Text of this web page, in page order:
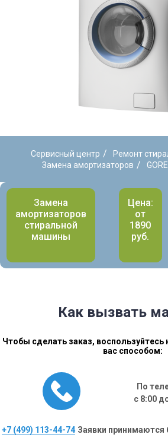
Сервисный центр / Ремонт
Замена амортизаторов /
Замена
амортизаторов
стиральной
машины
Цена:
от
1890
руб.
Как вызвать
Чтобы сделать заказ,
вас способом:
По
с 8:00
+7 (499) 113-44-74 Заявки